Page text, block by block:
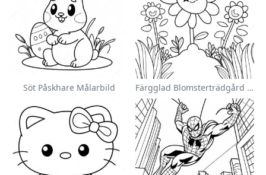
Söt Påskhare Målarbild Färgglad Blomsterträdgård Målarbild